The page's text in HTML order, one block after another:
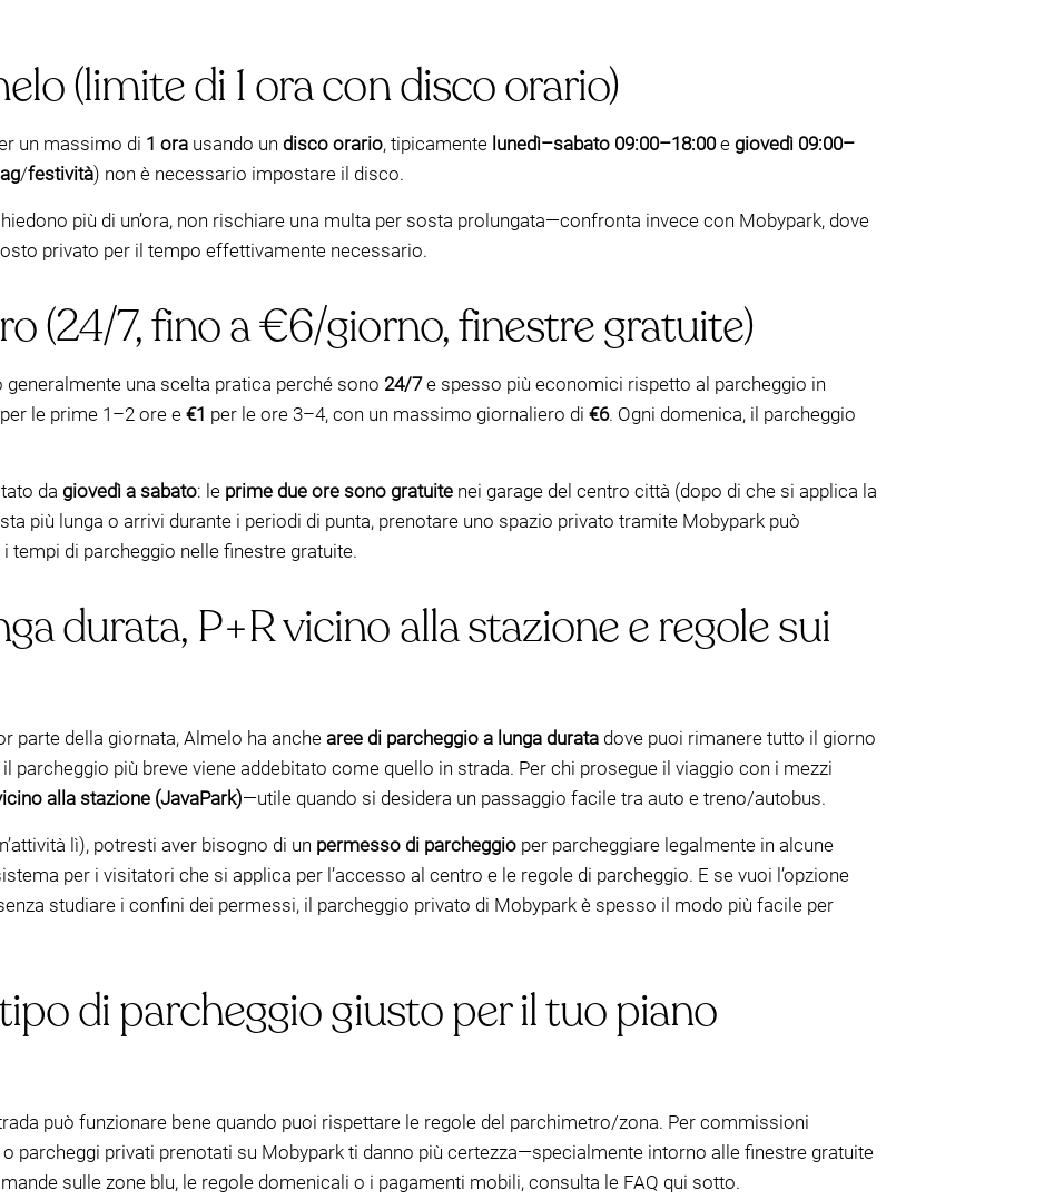
(limite di 1 ora con disco orario)
un massimo di 1 ora usando un disco orario, tipicamente lunedì–sabato 09:00–18:00e giovedì 09:00–
/festività) non è necessario impostare il disco.
più di un’ora, non rischiare una multa per sosta prolungata—confronta invece con Mobypark, dove
privato per il tempo effettivamente necessario.
(24/7, fino a €6/giorno, finestre gratuite)
una scelta pratica perché sono 24/7e spesso più economici rispetto al parcheggio in
le prime 1–2 ore e €1 per le ore 3–4, con un massimo giornaliero di €6. Ogni domenica, il parcheggio
da giovedì a sabato: le prime due ore sono gratuite nei garage del centro città (dopo di che si applica la
più lunga o arrivi durante i periodi di punta, prenotare uno spazio privato tramite Mobypark può
tempi di parcheggio nelle finestre gratuite.
durata, P+R vicino alla stazione e regole sui
parte della giornata, Almelo ha anche aree di parcheggio a lunga durata dove puoi rimanere tutto il giorno
il parcheggio più breve viene addebitato come quello in strada. Per chi prosegue il viaggio con i mezzi
alla stazione (JavaPark)—utile quando si desidera un passaggio facile tra auto e treno/autobus.
lì), potresti aver bisogno di un permesso di parcheggio per parcheggiare legalmente in alcune
per i visitatori che si applica per l’accesso al centro e le regole di parcheggio. E se vuoi l’opzione
studiare i confini dei permessi, il parcheggio privato di Mobypark è spesso il modo più facile per
di parcheggio giusto per il tuo piano
può funzionare bene quando puoi rispettare le regole del parchimetro/zona. Per commissioni
parcheggi privati prenotati su Mobypark ti danno più certezza—specialmente intorno alle finestre gratuite
sulle zone blu, le regole domenicali o i pagamenti mobili, consulta le FAQ qui sotto.